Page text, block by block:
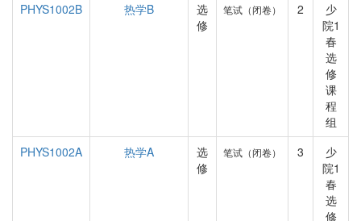
PHYS1002B
热学B
选
修
笔试（闭卷） 2
少
院1
春
选
修
课
程
组
PHYS1002A
热学A
选
修
笔试（闭卷） 3
少
院1
春
选
修